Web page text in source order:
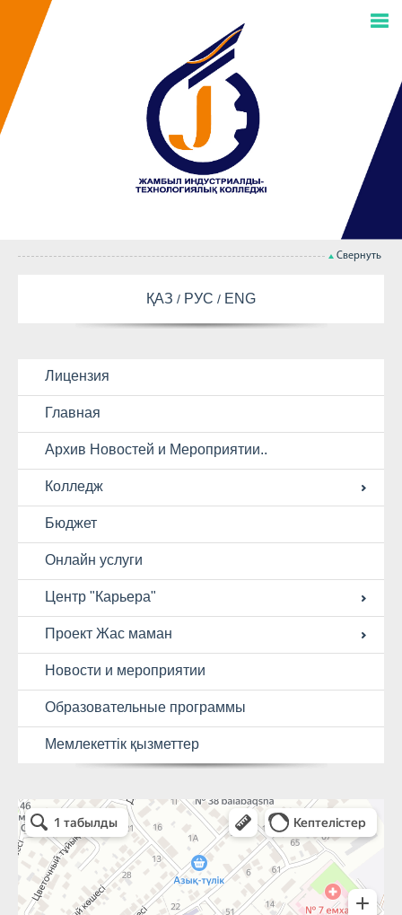
Свернуть
ҚАЗ РУС ENG
Лицензия
Главная
Архив Новостей и Мероприятии..
Колледж
Бюджет
Онлайн услуги
Центр "Карьера"
Проект Жас маман
Новости и мероприятии
Образовательные программы
Мемлекеттік қызметтер